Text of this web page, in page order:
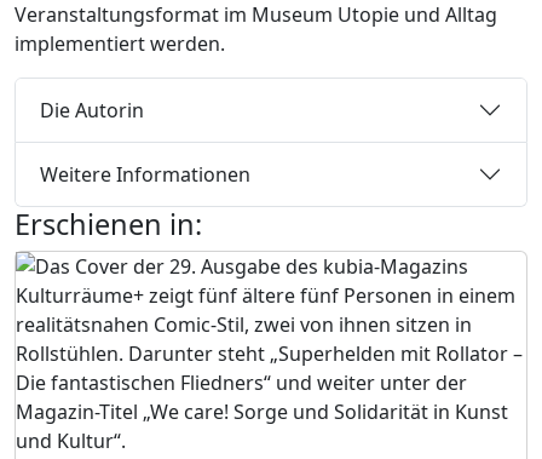
Veranstaltungsformat im Museum Utopie und Alltag
implementiert werden.
Die Autorin
Weitere Informationen
Erschienen in: